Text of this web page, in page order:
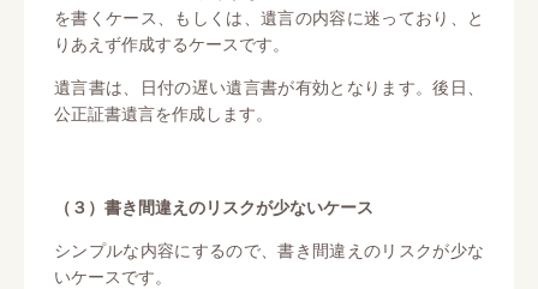
を書くケース、もしくは、遺言の内容に迷っており、と
りあえず作成するケースです。
遺言書は、日付の遅い遺言書が有効となります。後日、
公正証書遺言を作成します。
（３）書き間違えのリスクが少ないケース
シンプルな内容にするので、書き間違えのリスクが少な
いケースです。